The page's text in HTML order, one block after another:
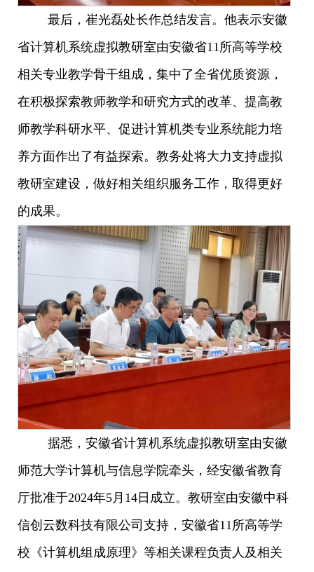
最后，崔光磊处长作总结发言。他表示安徽
省计算机系统虚拟教研室由安徽省11所高等学校
相关专业教学骨干组成，集中了全省优质资源，
在积极探索教师教学和研究方式的改革、提高教
师教学科研水平、促进计算机类专业系统能力培
养方面作出了有益探索。教务处将大力支持虚拟
教研室建设，做好相关组织服务工作，取得更好
的成果。
据悉，安徽省计算机系统虚拟教研室由安徽
师范大学计算机与信息学院牵头，经安徽省教育
厅批准于2024年5月 14 日成立。教研室由安徽中科
信创云数科技有限公司支持，安徽省11所高等学
校《计算机组成原理》等相关课程负责人及相关